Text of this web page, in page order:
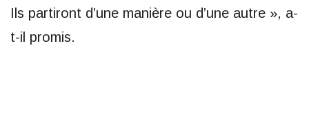
Ils partiront d’une manière ou d’une autre », a-
t-il promis.